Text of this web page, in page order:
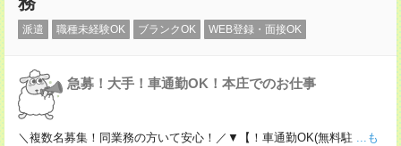
派遣 職種未経験OK ブランクOK WEB登録・面接OK
急募！大手！車通勤OK！本庄でのお仕事
＼複数名募集！同業務の方いて安心！／▼【！車通勤OK(無料駐 ...も